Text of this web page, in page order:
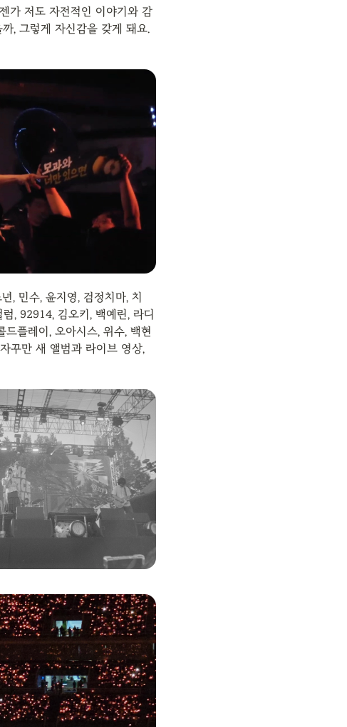
가 저도 자전적인 이야기와 감
, 그렇게 자신감을 갖게 돼요.
, 민수, 윤지영, 검정치마, 치
, 92914, 김오키, 백예린, 라디
플레이, 오아시스, 위수, 백현
꾸만 새 앨범과 라이브 영상,